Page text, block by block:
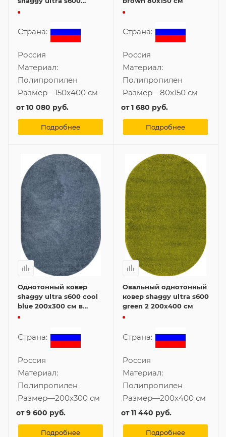
purple 150x400 см
Страна:
Россия
Материал:
Полипропилен
Размер—150x400 см
от10 080 руб.
Подробнее
Страна:
Россия
Материал:
Полипропилен
Размер—80x150 см
от1 680 руб.
Подробнее
Однотонный ковер
shaggy ultra s600 cool
blue 200x300 см в
форме овала
Страна:
Россия
Материал:
Полипропилен
Размер—200x300 см
от9 600 руб.
Подробнее
Овальный однотонный
ковер shaggy ultra s600
green 2 200x400 см
Страна:
Россия
Материал:
Полипропилен
Размер—200x400 см
от11 440 руб.
Подробнее